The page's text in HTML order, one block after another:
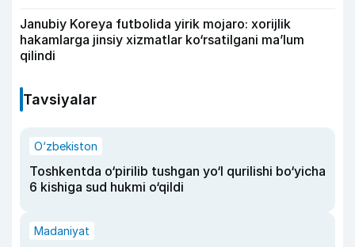
Janubiy Koreya futbolida yirik mojaro: xorijlik
hakamlarga jinsiy xizmatlar ko‘rsatilgani ma’lum
qilindi
Tavsiyalar
O‘zbekiston
Toshkentda o‘pirilib tushgan yo‘l qurilishi bo‘yicha
6 kishiga sud hukmi o‘qildi
Madaniyat